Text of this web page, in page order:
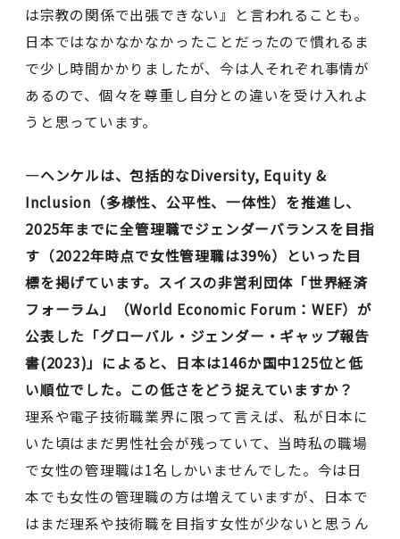
は宗教の関係で出張できない』と言われることも。
日本ではなかなかなかったことだったので慣れるま
で少し時間かかりましたが、今は人それぞれ事情が
あるので、個々を尊重し自分との違いを受け入れよ
うと思っています。
―ヘンケルは、包括的なDiversity, Equity &
Inclusion（多様性、公平性、一体性）を推進し、
2025年までに全管理職でジェンダーバランスを目指
す（2022年時点で女性管理職は39%）といった目
標を掲げています。スイスの非営利団体「世界経済
フォーラム」（World Economic Forum：WEF）が
公表した「グローバル・ジェンダー・ギャップ報告
書(2023)」によると、日本は146か国中125位と低
い順位でした。この低さをどう捉えていますか？
理系や電子技術職業界に限って言えば、私が日本に
いた頃はまだ男性社会が残っていて、当時私の職場
で女性の管理職は1名しかいませんでした。今は日
本でも女性の管理職の方は増えていますが、日本で
はまだ理系や技術職を目指す女性が少ないと思うん